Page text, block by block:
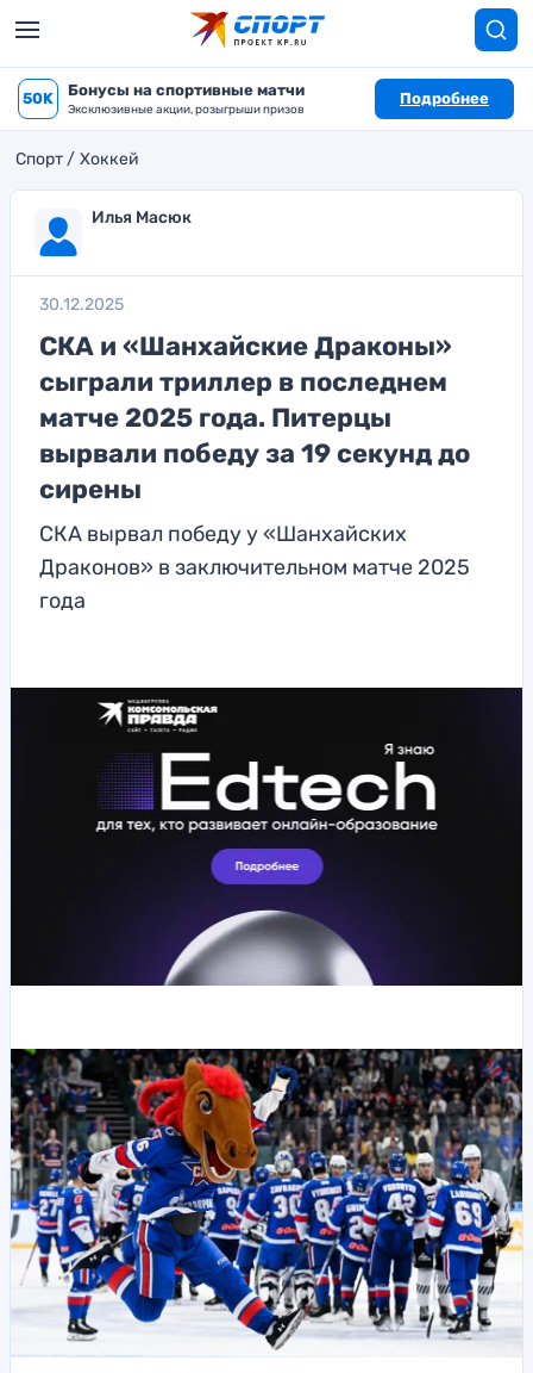
50K Бонусы на спортивные матчи
Эксклюзивные акции, розыгрыши призов
Подробнее
Спорт Хоккей
Илья Масюк
30.12.2025
СКА и «Шанхайские Драконы»
сыграли триллер в последнем
матче 2025 года. Питерцы
вырвали победу за 19 секунд до
сирены
СКА вырвал победу у «Шанхайских
Драконов» в заключительном матче 2025
года